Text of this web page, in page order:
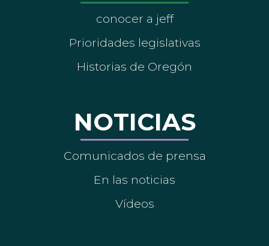
conocer a jeff
Prioridades legislativas
Historias de Oregón
NOTICIAS
Comunicados de prensa
En las noticias
Vídeos